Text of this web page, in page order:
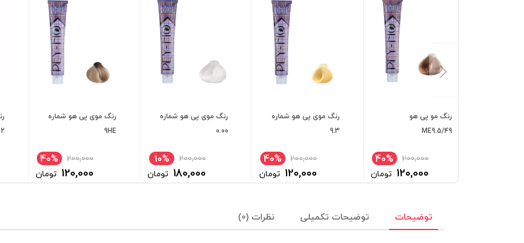
رنگ مو پی هو
ME9.5/49
40% 200,000
120,000 تومان
رنگ موی پی هو شماره
9.3
40% 200,000
120,000 تومان
رنگ موی پی هو شماره
0.00
10% 200,000
180,000 تومان
رنگ موی پی هو شماره
9HE
40% 200,000
120,000 تومان
توضیحات توضیحات تکمیلی نظرات (0)